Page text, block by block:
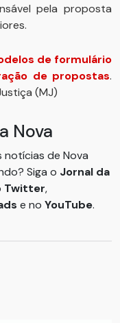
pela proposta
de formulário
de propostas.
(MJ)
Nova
de Nova
Siga o Jornal da
Twitter,
e no YouTube.